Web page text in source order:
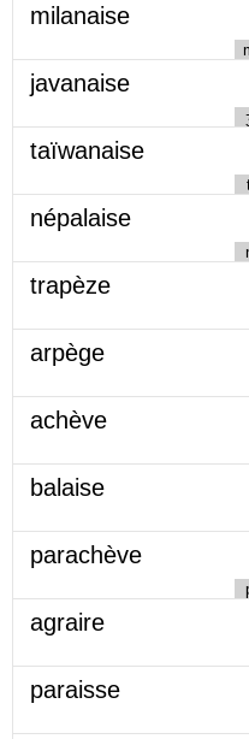
milanaise
javanaise
taïwanaise
népalaise
trapèze
arpège
achève
balaise
parachève
agraire
paraisse